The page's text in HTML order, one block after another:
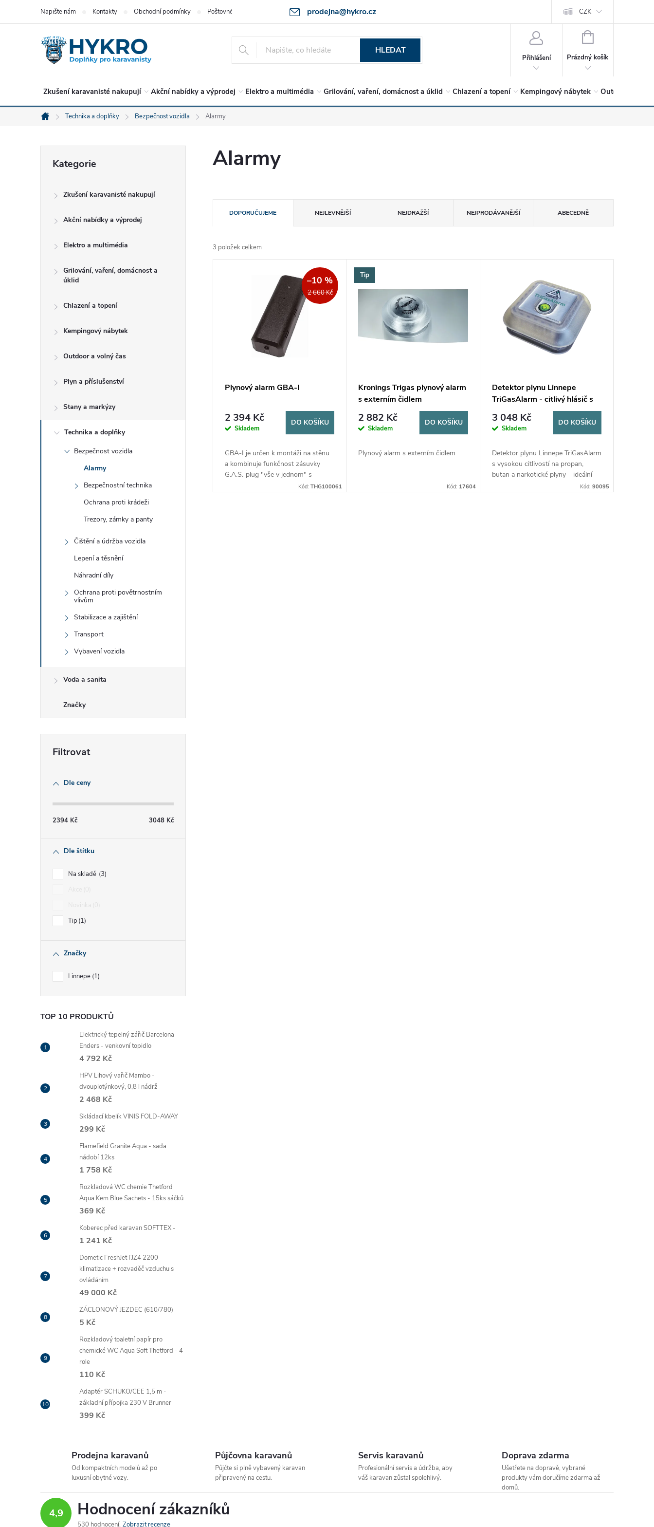
prodejna@hykro.cz
Napište nám Kontakty Obchodní podmínky Poštovné Ochrana osob. údajů - GDPR Postup při reklamaci -jak zboží vrátit? O společnosti Hodnocení obchodu
CZK
HLEDAT
Přihlášení
NÁKUPNÍ
Prázdný košík
Zkušení karavanisté nakupují Akční nabídky a výprodej Elektro a multimédia Grilování, vaření, domácnost a úklid Chlazení a topení Kempingový nábytek Outdoor a
Domů
Technika a doplňky Bezpečnost vozidla Alarmy
n
kategorie
Kategorie
Zkušení karavanisté nakupují
Akční nabídky a výprodej
Elektro a multimédia
Grilování, vaření, domácnost a
úklid
Chlazení a topení
Kempingový nábytek
Outdoor a volný čas
Plyn a příslušenství
Stany a markýzy
Technika a doplňky
Bezpečnost vozidla
Alarmy
Bezpečnostní technika
Ochrana proti krádeži
Trezory, zámky a panty
Čištění a údržba vozidla
Lepení a těsnění
Náhradní díly
Ochrana proti povětrnostním
vlivům
Stabilizace a zajištění
Transport
Vybavení vozidla
Voda a sanita
Značky
Dle ceny
2394 Kč 3048 Kč
Dle štítku
Na skladě 3
Tip 1
Značky
Linnepe 1
TOP 10 PRODUKTŮ
Elektrický tepelný zářič Barcelona
Enders - venkovní topidlo
4 792 Kč
HPV Lihový vařič Mambo -
dvouplotýnkový, 0,8 l nádrž
2 468 Kč
Skládací kbelík VINIS FOLD-AWAY
299 Kč
Flamefield Granite Aqua - sada
nádobí 12ks
1 758 Kč
Rozkladová WC chemie Thetford
Aqua Kem Blue Sachets - 15ks sáčků
369 Kč
Koberec před karavan SOFTTEX -
1 241 Kč
Dometic FreshJet FJZ4 2200
klimatizace + rozvaděč vzduchu s
ovládáním
49 000 Kč
ZÁCLONOVÝ JEZDEC (610/780)
5 Kč
Rozkladový toaletní papír pro
chemické WC Aqua Soft Thetford - 4
role
110 Kč
Adaptér SCHUKO/CEE 1,5 m -
základní přípojka 230 V Brunner
399 Kč
Alarmy
a
z
DOPORUČUJEME NEJLEVNĚJŠÍ NEJDRAŽŠÍ NEJPRODÁVANĚJŠÍ ABECEDNĚ
3 položek celkem
u
2 660 Kč
–10 %
Plynový alarm GBA-I
2 394 Kč
Skladem
DO KOŠÍKU
GBA-I je určen k montáži na stěnu
a kombinuje funkčnost zásuvky
G.A.S.-plug "vše v jednom" s
estetickým designem, který
Kód:THG100061
Tip
Kronings Trigas plynový alarm
s externím čidlem
2 882 Kč
Skladem
DO KOŠÍKU
Plynový alarm s externím čidlem
Kód: 17604
Detektor plynu Linnepe
TriGasAlarm - citlivý hlásič s
optickým a akustickým
signálem
3 048 Kč
Skladem
DO KOŠÍKU
Detektor plynu Linnepe TriGasAlarm
s vysokou citlivostí na propan,
butan a narkotické plyny – ideální
bezpečnostní řešení pro karavany a
Kód: 90095
Prodejna karavanů
Od kompaktních modelů až po
luxusní obytné vozy.
Půjčovna karavanů
Půjčte si plně vybavený karavan
připravený na cestu.
Servis karavanů
Profesionální servis a údržba, aby
váš karavan zůstal spolehlivý.
Doprava zdarma
Ušetřete na dopravě, vybrané
produkty vám doručíme zdarma až
domů.
4,9 Hodnocení zákazníků
530 hodnocení Zobrazit recenze